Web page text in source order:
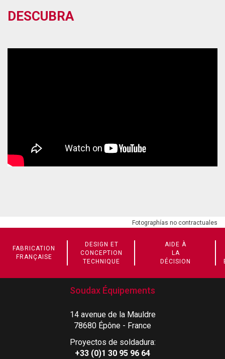
DESCUBRA
Fotographías no contractuales
FABRICATION
FRANÇAISE
DESIGN ET
CONCEPTION
TECHNIQUE
AIDE À
LA
DÉCISION
Soudax Équipements
14 avenue de la Mauldre
78680 Épône - France
Proyectos de soldadura:
+33 (0)1 30 95 96 64